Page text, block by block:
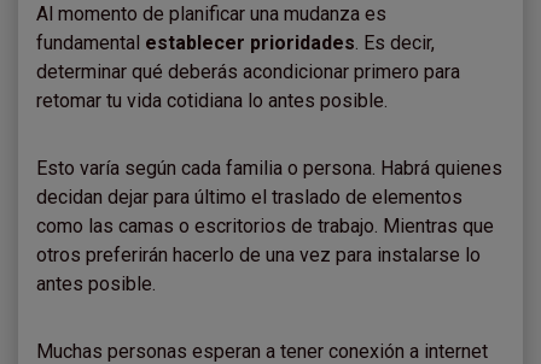
Al momento de planificar una mudanza es
fundamental establecer prioridades . Es decir,
determinar qué deberás acondicionar primero para
retomar tu vida cotidiana lo antes posible.
Esto varía según cada familia o persona. Habrá quienes
decidan dejar para último el traslado de elementos
como las camas o escritorios de trabajo. Mientras que
otros preferirán hacerlo de una vez para instalarse lo
antes posible.
Muchas personas esperan a tener conexión a internet